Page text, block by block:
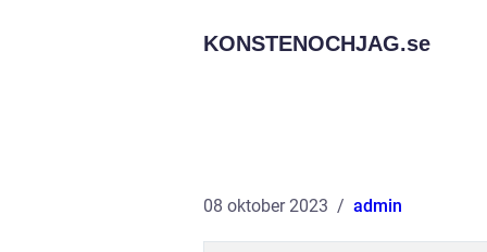
KONSTENOCHJAG.se
08 oktober 2023 admin